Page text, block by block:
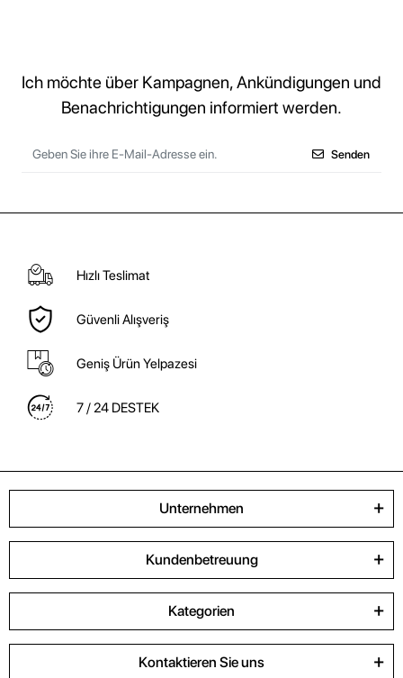
Ich möchte über Kampagnen, Ankündigungen und
Benachrichtigungen informiert werden.
Senden
Hızlı Teslimat
Güvenli Alışveriş
Geniş Ürün Yelpazesi
7 / 24 DESTEK
Unternehmen
Kundenbetreuung
Kategorien
Kontaktieren Sie uns